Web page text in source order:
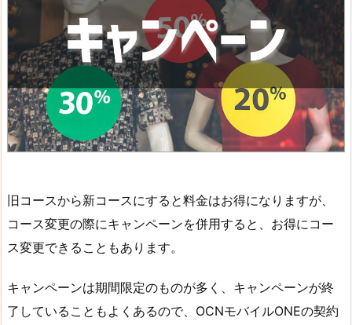
旧コースから新コースにすると料金はお得になりますが、
コース変更の際にキャンペーンを併用すると、お得にコー
ス変更できることもあります。
キャンペーンは期間限定のものが多く、キャンペーンが終
了していることもよくあるので、OCNモバイルONEの契約